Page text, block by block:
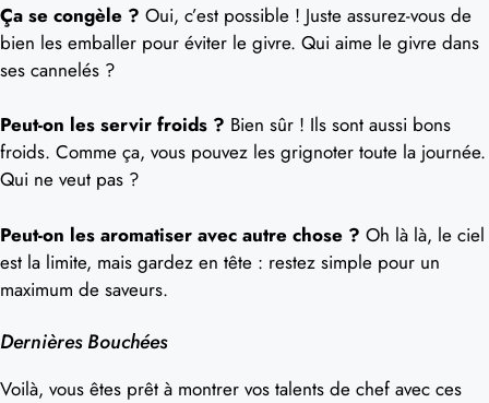
Ça se congèle ? Oui, c’est possible ! Juste assurez-vous de
bien les emballer pour éviter le givre. Qui aime le givre dans
ses cannelés ?
Peut-on les servir froids ? Bien sûr ! Ils sont aussi bons
froids. Comme ça, vous pouvez les grignoter toute la journée.
Qui ne veut pas ?
Peut-on les aromatiser avec autre chose ? Oh là là, le ciel
est la limite, mais gardez en tête : restez simple pour un
maximum de saveurs.
Dernières Bouchées
Voilà, vous êtes prêt à montrer vos talents de chef avec ces